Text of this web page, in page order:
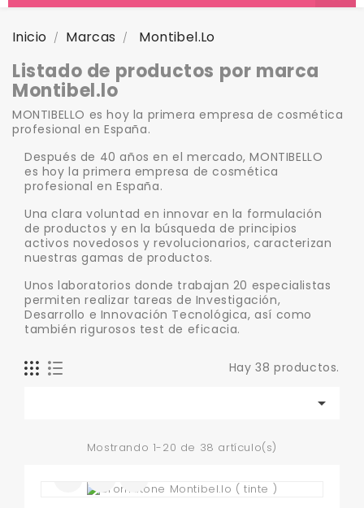
Inicio Marcas Montibel.lo
Listado de productos por marca
Montibel.lo
MONTIBELLO es hoy la primera empresa de cosmética
profesional en España.
Después de 40 años en el mercado, MONTIBELLO
es hoy la primera empresa de cosmética
profesional en España.
Una clara voluntad en innovar en la formulación
de productos y en la búsqueda de principios
activos novedosos y revolucionarios, caracterizan
nuestras gamas de productos.
Unos laboratorios donde trabajan 20 especialistas
permiten realizar tareas de Investigación,
Desarrollo e Innovación Tecnológica, así como
también rigurosos test de eficacia.
Hay 38 productos.

Mostrando 1-20 de 38 artículo(s)